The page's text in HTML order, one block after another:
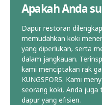
Apakah Anda
Dapur restoran
memudahkan koki
yang diperlukan, serta
dalam jangkauan.
kami menciptakan rak
KUNGSFORS. Kami
seorang koki, Anda
dapur yang efisien.